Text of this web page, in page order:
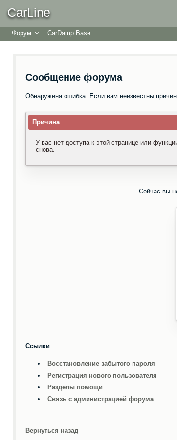
CarLine
Форум CarDamp Base
Сообщение форума
Обнаружена ошибка. Если вам неизвестны
Причина
У вас нет доступа к этой странице или
снова.
Сейчас вы
Ссылки
Восстановление забытого пароля
Регистрация нового пользователя
Разделы помощи
Связь с администрацией форума
Вернуться назад